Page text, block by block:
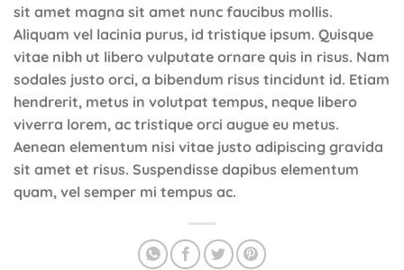
sit amet magna sit amet nunc faucibus mollis.
Aliquam vel lacinia purus, id tristique ipsum. Quisque
vitae nibh ut libero vulputate ornare quis in risus. Nam
sodales justo orci, a bibendum risus tincidunt id. Etiam
hendrerit, metus in volutpat tempus, neque libero
viverra lorem, ac tristique orci augue eu metus.
Aenean elementum nisi vitae justo adipiscing gravida
sit amet et risus. Suspendisse dapibus elementum
quam, vel semper mi tempus ac.